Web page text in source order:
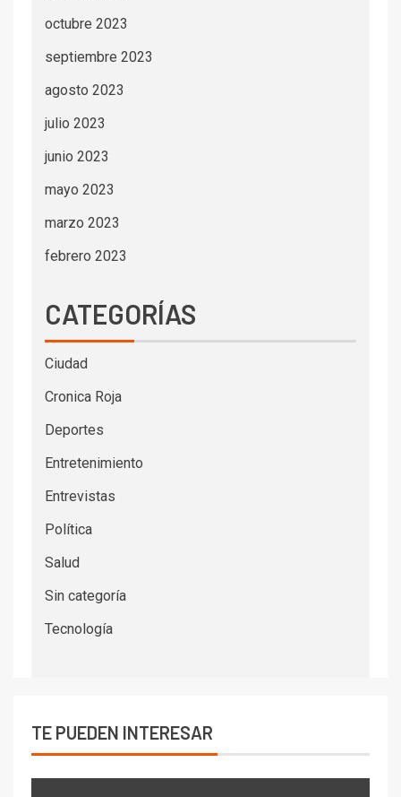
octubre 2023
septiembre 2023
agosto 2023
julio 2023
junio 2023
mayo 2023
marzo 2023
febrero 2023
CATEGORÍAS
Ciudad
Cronica Roja
Deportes
Entretenimiento
Entrevistas
Política
Salud
Sin categoría
Tecnología
TE PUEDEN INTERESAR